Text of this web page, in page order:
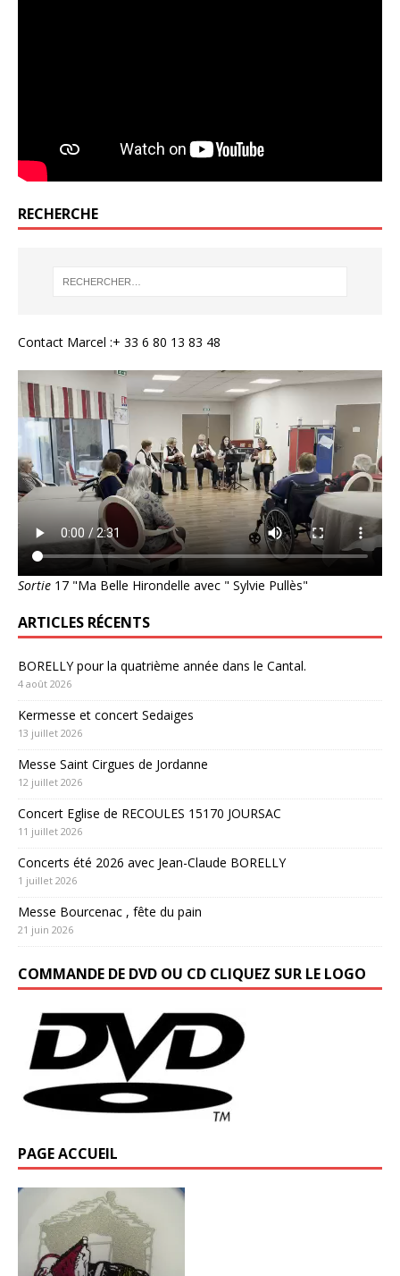
RECHERCHE
Contact Marcel :+ 33 6 80 13 83 48
Sortie 17 "Ma Belle Hirondelle avec " Sylvie Pullès"
ARTICLES RÉCENTS
BORELLY pour la quatrième année dans le Cantal.
4 août 2026
Kermesse et concert Sedaiges
13 juillet 2026
Messe Saint Cirgues de Jordanne
12 juillet 2026
Concert Eglise de RECOULES 15170 JOURSAC
11 juillet 2026
Concerts été 2026 avec Jean-Claude BORELLY
1 juillet 2026
Messe Bourcenac , fête du pain
21 juin 2026
COMMANDE DE DVD OU CD CLIQUEZ SUR LE LOGO
PAGE ACCUEIL